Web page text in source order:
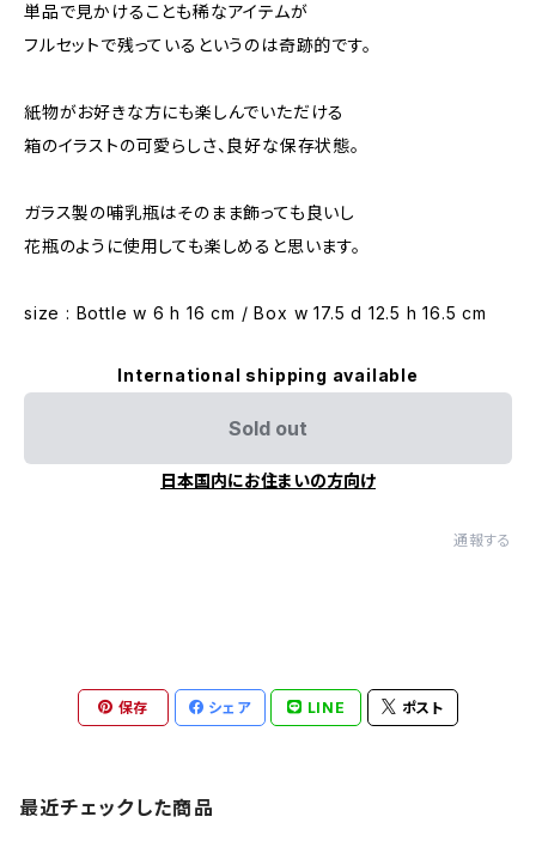
単品で見かけることも稀なアイテムが
フルセットで残っているというのは奇跡的です。
紙物がお好きな方にも楽しんでいただける
箱のイラストの可愛らしさ、良好な保存状態。
ガラス製の哺乳瓶はそのまま飾っても良いし
花瓶のように使用しても楽しめると思います。
size : Bottle w 6 h 16 cm / Box w 17.5 d 12.5 h 16.5 cm
International shipping available
Sold out
日本国内にお住まいの方向け
通報する
保存 シェア LINE ポスト
最近チェックした商品